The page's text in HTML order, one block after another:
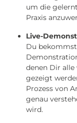
um die
Praxis
Live-
Du
denen Dir
gezeigt
Prozess von
genau
wird.